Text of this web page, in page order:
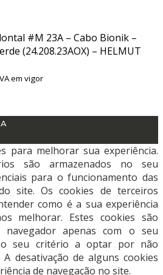
#M 23A – Cabo Bionik –
(24.208.23AOX) – HELMUT
em vigor
para melhorar sua experiência.
são armazenados no seu
para o funcionamento das
site. Os cookies de terceiros
como é a sua experiência
melhorar. Estes cookies são
navegador apenas com o seu
seu critério a optar por não
desativação de alguns cookies
de navegação no site.